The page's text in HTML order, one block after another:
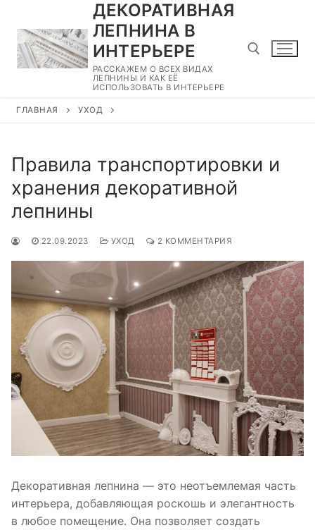
содержимому
ДЕКОРАТИВНАЯ
ЛЕПНИНА В
ИНТЕРЬЕРЕ
РАССКАЖЕМ О ВСЕХ ВИДАХ
ЛЕПНИНЫ И КАК ЕЁ
ИСПОЛЬЗОВАТЬ В ИНТЕРЬЕРЕ
ГЛАВНАЯ УХОД
Правила транспортировки и
хранения декоративной
лепнины
22.09.2023 УХОД 2 КОММЕНТАРИЯ
Декоративная лепнина — это неотъемлемая часть
интерьера, добавляющая роскошь и элегантность
в любое помещение. Она позволяет создать